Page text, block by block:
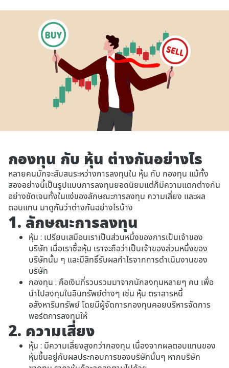
กองทุน กับ หุ้น ต่างกันอย่างไร
หลายคนมักจะสับสนระหว่างการลงทุนใน หุ้น กับ กองทุน แม้ทั้ง
สองอย่างนี้เป็นรูปแบบการลงทุนยอดนิยมแต่ก็มีความแตกต่างกัน
อย่างชัดเจนทั้งในแง่ของลักษณะการลงทุน ความเสี่ยง และผล
ตอบแทน มาดูกันว่าต่างกันอย่างไรบ้าง
1. ลักษณะการลงทุน
หุ้น : เปรียบเสมือนเราเป็นส่วนหนึ่งของการเป็นเจ้าของ
บริษัท เมื่อเราซื้อหุ้น เราจะถือว่าเป็นเจ้าของส่วนหนึ่งของ
บริษัทนั้น ๆ และมีสิทธิ์รับผลกำไรจากการดำเนินงานของ
บริษัท
กองทุน : คือเงินที่รวบรวมมาจากนักลงทุนหลายๆ คน เพื่อ
นำไปลงทุนในสินทรัพย์ต่างๆ เช่น หุ้น ตราสารหนี้
อสังหาริมทรัพย์ โดยมีผู้จัดการกองทุนคอยบริหารจัดการ
พอร์ตการลงทุนให้
2. ความเสี่ยง
หุ้น : มีความเสี่ยงสูงกว่ากองทุน เนื่องจากผลตอบแทนของ
หุ้นขึ้นอยู่กับผลประกอบการของบริษัทนั้นๆ หากบริษัท